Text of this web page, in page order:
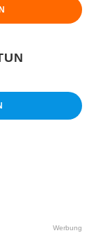
Werbung